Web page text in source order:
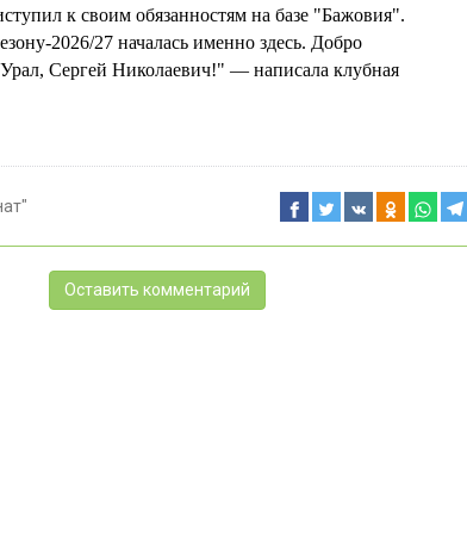
к своим обязанностям на базе "Бажовия".
2026/27 началась именно здесь. Добро
Сергей Николаевич!" — написала клубная
Оставить комментарий